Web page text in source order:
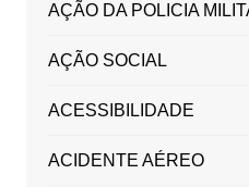
AÇÃO DA POLICIA
AÇÃO SOCIAL
ACESSIBILIDADE
ACIDENTE AÉREO